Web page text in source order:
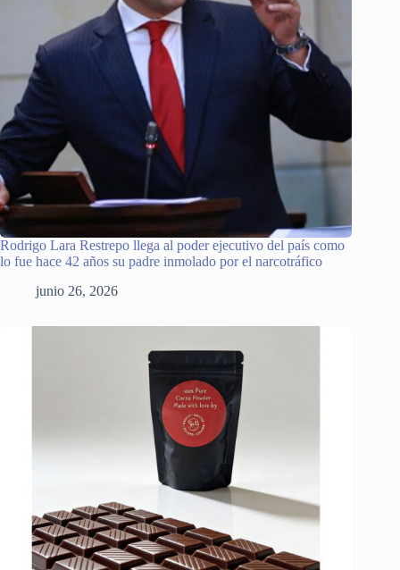
Rodrigo Lara Restrepo llega al poder ejecutivo del país como
lo fue hace 42 años su padre inmolado por el narcotráfico
junio 26, 2026